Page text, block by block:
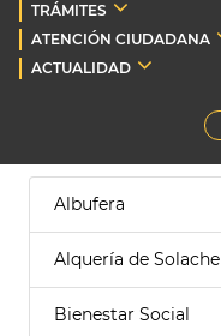
TRÁMITES
ATENCIÓN CIUDADANA
ACTUALIDAD
Albufera
Alquería de Solache
Bienestar Social